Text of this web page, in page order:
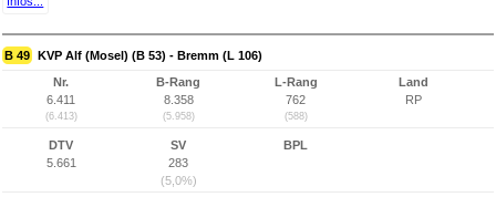
B 49 KVP Alf (Mosel) (B 53) - Bremm (L 106)
Nr.
6.411
(6.413)
B-Rang
8.358
(5.958)
L-Rang
762
(588)
Land
RP
DTV
5.661
SV
283
(5,0%)
BPL